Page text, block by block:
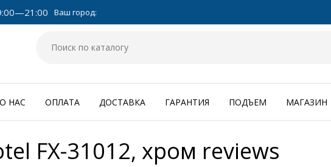
Ваш город:
О НАС ОПЛАТА ДОСТАВКА ГАРАНТИЯ ПОДЪЕМ МАГАЗИН
FX-31012, хром reviews